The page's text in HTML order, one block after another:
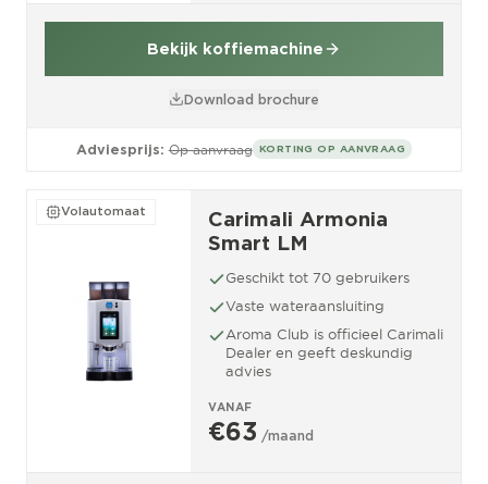
Bekijk koffiemachine
Download brochure
Adviesprijs: Op aanvraag KORTING OP AANVRAAG
Volautomaat
Carimali Armonia
Smart LM
Geschikt tot 70 gebruikers
Vaste wateraansluiting
Aroma Club is officieel Carimali
Dealer en geeft deskundig
advies
VANAF
€63 /maand